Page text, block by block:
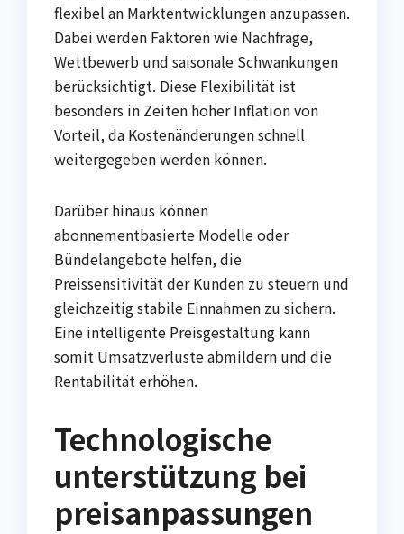
flexibel an Marktentwicklungen anzupassen.
Dabei werden Faktoren wie Nachfrage,
Wettbewerb und saisonale Schwankungen
berücksichtigt. Diese Flexibilität ist
besonders in Zeiten hoher Inflation von
Vorteil, da Kostenänderungen schnell
weitergegeben werden können.
Darüber hinaus können
abonnementbasierte Modelle oder
Bündelangebote helfen, die
Preissensitivität der Kunden zu steuern und
gleichzeitig stabile Einnahmen zu sichern.
Eine intelligente Preisgestaltung kann
somit Umsatzverluste abmildern und die
Rentabilität erhöhen.
Technologische
unterstützung bei
preisanpassungen